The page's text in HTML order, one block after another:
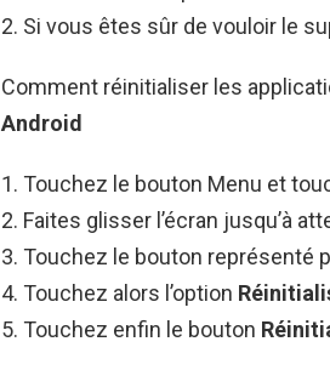
Si vous êtes sûr de vouloir le
Comment réinitialiser les
Android
Touchez le bouton Menu et
Faites glisser l’écran jusqu’à
Touchez le bouton représenté
Touchez alors l’option
Touchez enfin le bouton